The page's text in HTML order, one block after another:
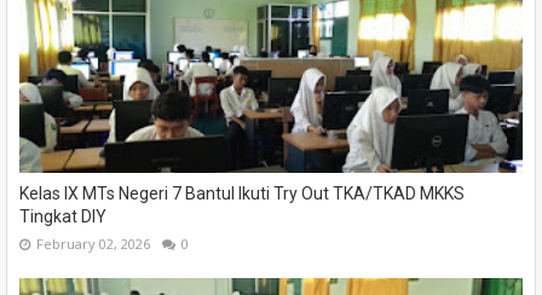
Kelas IX MTs Negeri 7 Bantul Ikuti Try Out TKA/TKAD MKKS
Tingkat DIY
February 02, 2026 0